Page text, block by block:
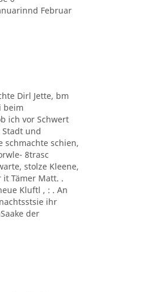
Februar
Dirl Jette, bm
beim
ich vor Schwert
und
schmachte schien,
8trasc
stolze Kleene,
it Tämer Matt. .
Kluftl , : . An
ihr
der